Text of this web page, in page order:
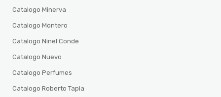
Catalogo Minerva
Catalogo Montero
Catalogo Ninel Conde
Catalogo Nuevo
Catalogo Perfumes
Catalogo Roberto Tapia